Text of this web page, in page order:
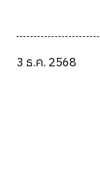
3 ธ.ค. 2568